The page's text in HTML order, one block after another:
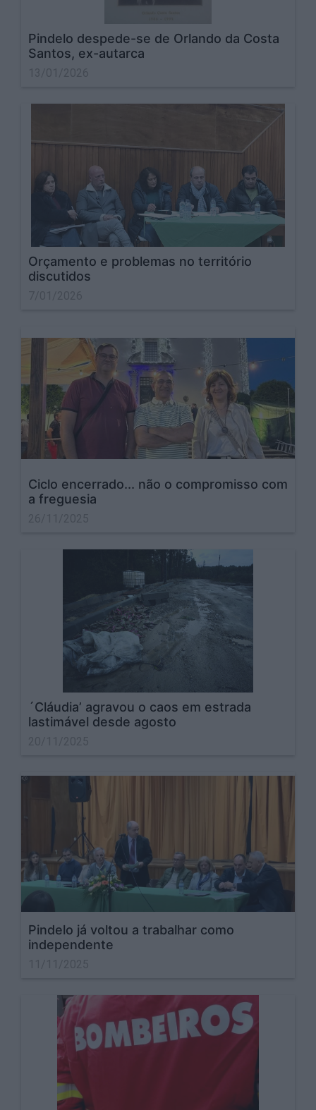
Pindelo despede-se de Orlando da Costa
Santos, ex-autarca
Orçamento e problemas no território
discutidos
Ciclo encerrado... não o compromisso com
a freguesia
´Cláudia’ agravou o caos em estrada
lastimável desde agosto
Pindelo já voltou a trabalhar como
independente